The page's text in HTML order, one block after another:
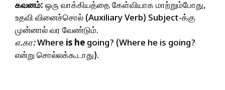
கவனம்: ஒரு வாக்கியத்தை கேள்வியாக மாற்றும்போது,
உதவி வினைச்சொல் (Auxiliary Verb) Subject-க்கு
முன்னால் வர வேண்டும்.
எ.கா:Where is he going? (Where he is going?
என்று சொல்லக்கூடாது).